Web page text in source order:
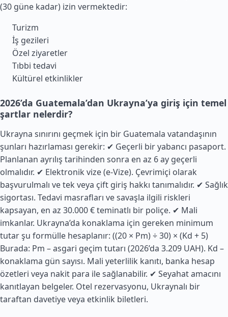
(30 güne kadar) izin vermektedir:
Turizm
İş gezileri
Özel ziyaretler
Tıbbi tedavi
Kültürel etkinlikler
2026’da Guatemala’dan Ukrayna’ya giriş için temel
şartlar nelerdir?
Ukrayna sınırını geçmek için bir Guatemala vatandaşının
şunları hazırlaması gerekir: ✔ Geçerli bir yabancı pasaport.
Planlanan ayrılış tarihinden sonra en az 6 ay geçerli
olmalıdır. ✔ Elektronik vize (e-Vize). Çevrimiçi olarak
başvurulmalı ve tek veya çift giriş hakkı tanımalıdır. ✔ Sağlık
sigortası. Tedavi masrafları ve savaşla ilgili riskleri
kapsayan, en az 30.000 € teminatlı bir poliçe. ✔ Mali
imkanlar. Ukrayna’da konaklama için gereken minimum
tutar şu formülle hesaplanır: ((20 × Pm) ÷ 30) × (Kd + 5)
Burada: Pm – asgari geçim tutarı (2026’da 3.209 UAH). Kd –
konaklama gün sayısı. Mali yeterlilik kanıtı, banka hesap
özetleri veya nakit para ile sağlanabilir. ✔ Seyahat amacını
kanıtlayan belgeler. Otel rezervasyonu, Ukraynalı bir
taraftan davetiye veya etkinlik biletleri.